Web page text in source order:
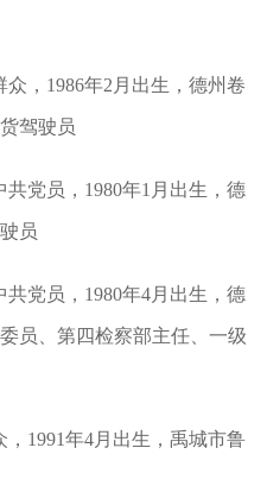
，1986年2月出生，德州卷
驾驶员
党员，1980年1月出生，德
员
党员，1980年4月出生，德
员、第四检察部主任、一级
1991年4月出生，禹城市鲁